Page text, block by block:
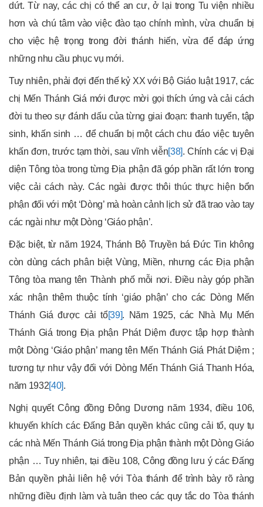
dứt. Từ nay, các chị có thể an cư, ở lại trong Tu viện nhiều
hơn và chú tâm vào việc đào tạo chính mình, vừa chuẩn bị
cho việc hệ trọng trong đời thánh hiến, vừa để đáp ứng
những nhu cầu phục vụ mới.
Tuy nhiên, phải đợi đến thế kỷ XX với Bộ Giáo luật 1917, các
chị Mến Thánh Giá mới được mời gọi thích ứng và cải cách
đời tu theo sự đánh dấu của từng giai đoạn: thanh tuyển, tập
sinh, khấn sinh … để chuẩn bị một cách chu đáo việc tuyên
khấn đơn, trước tạm thời, sau vĩnh viễn[38]. Chính các vị Đại
diện Tông tòa trong từng Địa phận đã góp phần rất lớn trong
việc cải cách này. Các ngài được thôi thúc thực hiện bổn
phận đối với một ‘Dòng’ mà hoàn cảnh lịch sử đã trao vào tay
các ngài như một Dòng ‘Giáo phận’.
Đặc biệt, từ năm 1924, Thánh Bộ Truyền bá Đức Tin không
còn dùng cách phân biệt Vùng, Miền, nhưng các Địa phận
Tông tòa mang tên Thành phố mỗi nơi. Điều này góp phần
xác nhận thêm thuộc tính ‘giáo phận’ cho các Dòng Mến
Thánh Giá được cải tổ[39]. Năm 1925, các Nhà Mụ Mến
Thánh Giá trong Địa phận Phát Diệm được tập hợp thành
một Dòng ‘Giáo phận’ mang tên Mến Thánh Giá Phát Diệm ;
tương tự như vậy đối với Dòng Mến Thánh Giá Thanh Hóa,
năm 1932[40].
Nghị quyết Công đồng Đông Dương năm 1934, điều 106,
khuyến khích các Đấng Bản quyền khác cũng cải tổ, quy tụ
các nhà Mến Thánh Giá trong Địa phận thành một Dòng Giáo
phận … Tuy nhiên, tại điều 108, Công đồng lưu ý các Đấng
Bản quyền phải liên hệ với Tòa thánh để trình bày rõ ràng
những điều định làm và tuân theo các quy tắc do Tòa thánh